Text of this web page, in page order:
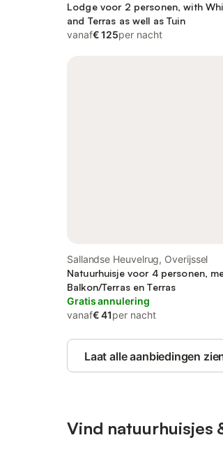
Weerribben-Wieden
Lodge voor 2 personen, with
and Terras as well as Tuin
vanaf€ 125per nacht
Sallandse Heuvelrug, Overijssel
Natuurhuisje voor 4 personen,
Balkon/Terras en Terras
Gratis annulering
vanaf€ 41per nacht
Laat alle aanbiedingen
Vind natuurhuisjes